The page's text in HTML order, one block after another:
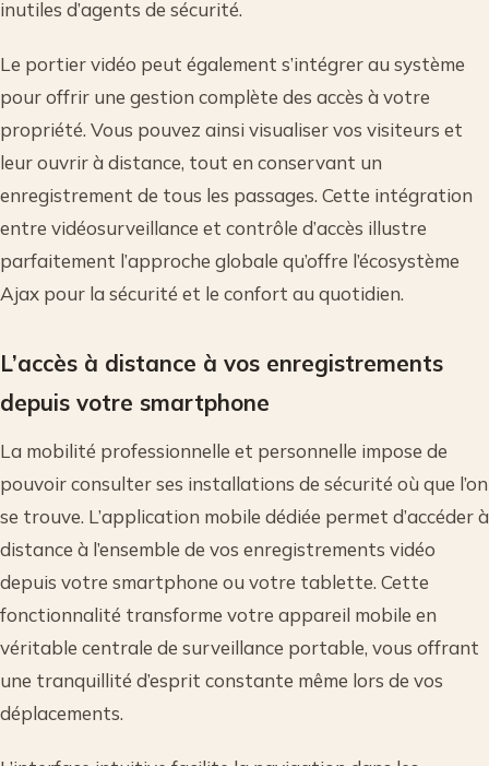
inutiles d’agents de sécurité.
Le portier vidéo peut également s’intégrer au système
pour offrir une gestion complète des accès à votre
propriété. Vous pouvez ainsi visualiser vos visiteurs et
leur ouvrir à distance, tout en conservant un
enregistrement de tous les passages. Cette intégration
entre vidéosurveillance et contrôle d’accès illustre
parfaitement l’approche globale qu’offre l’écosystème
Ajax pour la sécurité et le confort au quotidien.
L’accès à distance à vos enregistrements
depuis votre smartphone
La mobilité professionnelle et personnelle impose de
pouvoir consulter ses installations de sécurité où que l’on
se trouve. L’application mobile dédiée permet d’accéder à
distance à l’ensemble de vos enregistrements vidéo
depuis votre smartphone ou votre tablette. Cette
fonctionnalité transforme votre appareil mobile en
véritable centrale de surveillance portable, vous offrant
une tranquillité d’esprit constante même lors de vos
déplacements.